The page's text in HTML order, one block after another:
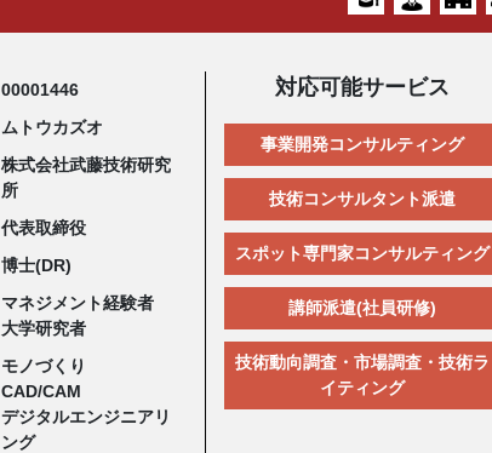
00001446
ムトウカズオ
株式会社武藤技術研究
所
代表取締役
博士(DR)
マネジメント経験者
大学研究者
モノづくり
CAD/CAM
デジタルエンジニアリ
ング
対応可能サービス
事業開発コンサルティング
技術コンサルタント派遣
スポット専門家コンサルティング
講師派遣(社員研修)
技術動向調査・市場調査・技術ラ
イティング